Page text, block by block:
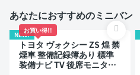
あなたにおすすめのミニバン
NEW!
お買い得!!
トヨタ ヴォクシー ZS 煌 禁
煙車 整備記録簿あり 標準
装備ナビ TV 後席モニター